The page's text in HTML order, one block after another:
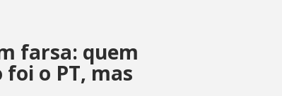
farsa: quem
o PT, mas